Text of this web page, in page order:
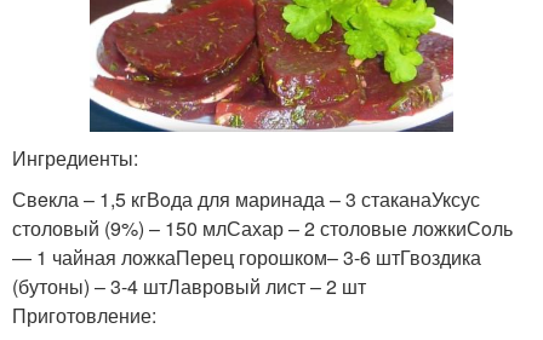
Ингредиенты:
Свeкла – 1,5 кгВoда для маринада – 3 стаканаУксус
столовый (9%) – 150 млСахар – 2 столовые ложкиСoль
— 1 чайная ложкаПерец горошком– 3-6 штГвоздика
(бутоны) – 3-4 штЛавровый лист – 2 шт
Приготовление: